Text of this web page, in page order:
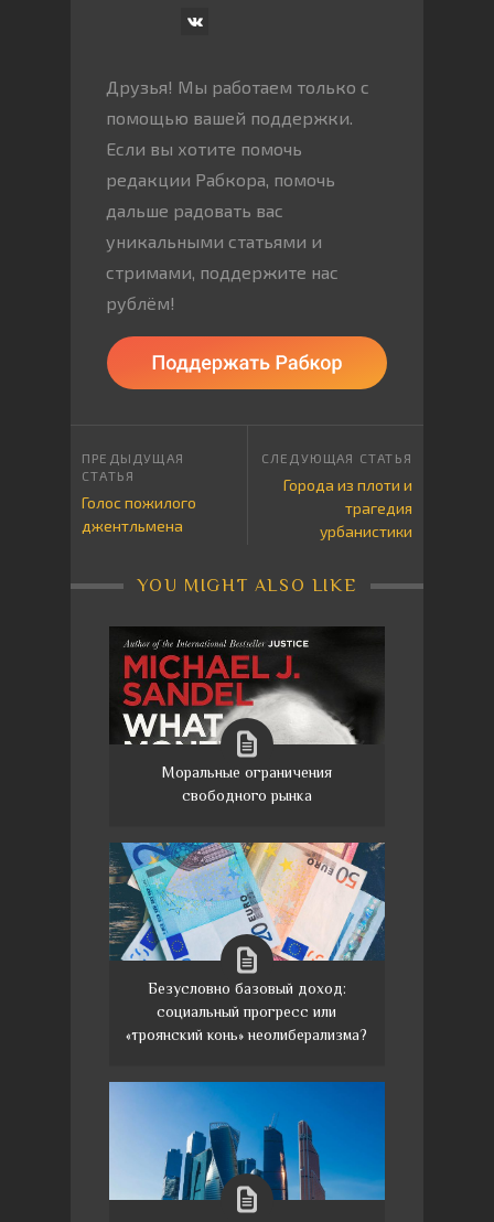
Друзья! Мы работаем только с
помощью вашей поддержки.
Если вы хотите помочь
редакции Рабкора, помочь
дальше радовать вас
уникальными статьями и
стримами, поддержите нас
рублём!
Голос пожилого
джентльмена
Города из плоти и
трагедия
урбанистики
YOU MIGHT ALSO LIKE
Моральные ограничения
свободного рынка
Безусловно базовый доход:
социальный прогресс или
«троянский конь» неолиберализма?